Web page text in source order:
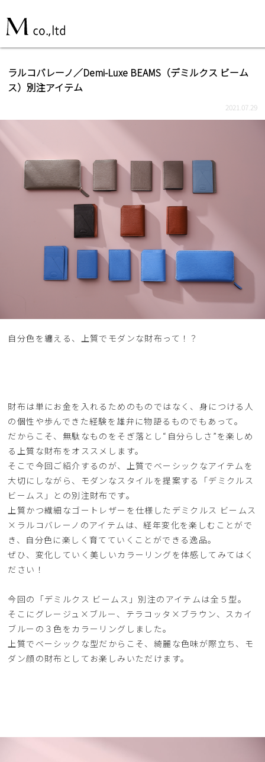
ラルコバレーノ／Demi-Luxe BEAMS（デミルクス ビーム
ス）別注アイテム
2021.07.29
自分色を纏える、上質でモダンな財布って！？
財布は単にお金を入れるためのものではなく、身につける人
の個性や歩んできた経験を雄弁に物語るものでもあって。
だからこそ、無駄なものをそぎ落とし“自分らしさ”を楽しめ
る上質な財布をオススメします。
そこで今回ご紹介するのが、上質でベーシックなアイテムを
大切にしながら、モダンなスタイルを提案する「デミクルス
ビームス」との別注財布です。
上質かつ繊細なゴートレザーを仕様したデミクルス ビームス
×ラルコバレーノのアイテムは、経年変化を楽しむことがで
き、自分色に楽しく育てていくことができる逸品。
ぜひ、変化していく美しいカラーリングを体感してみてはく
ださい！
今回の「デミルクス ビームス」別注のアイテムは全５型。
そこにグレージュ×ブルー、テラコッタ×ブラウン、スカイ
ブルーの３色をカラーリングしました。
上質でベーシックな型だからこそ、綺麗な色味が際立ち、モ
ダン顔の財布としてお楽しみいただけます。